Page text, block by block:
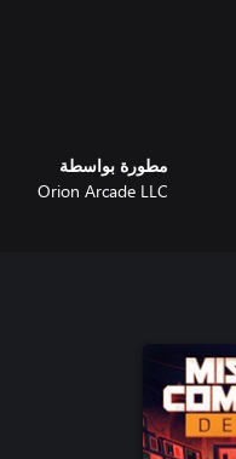
مطورة بواسطة
Orion Arcade LLC